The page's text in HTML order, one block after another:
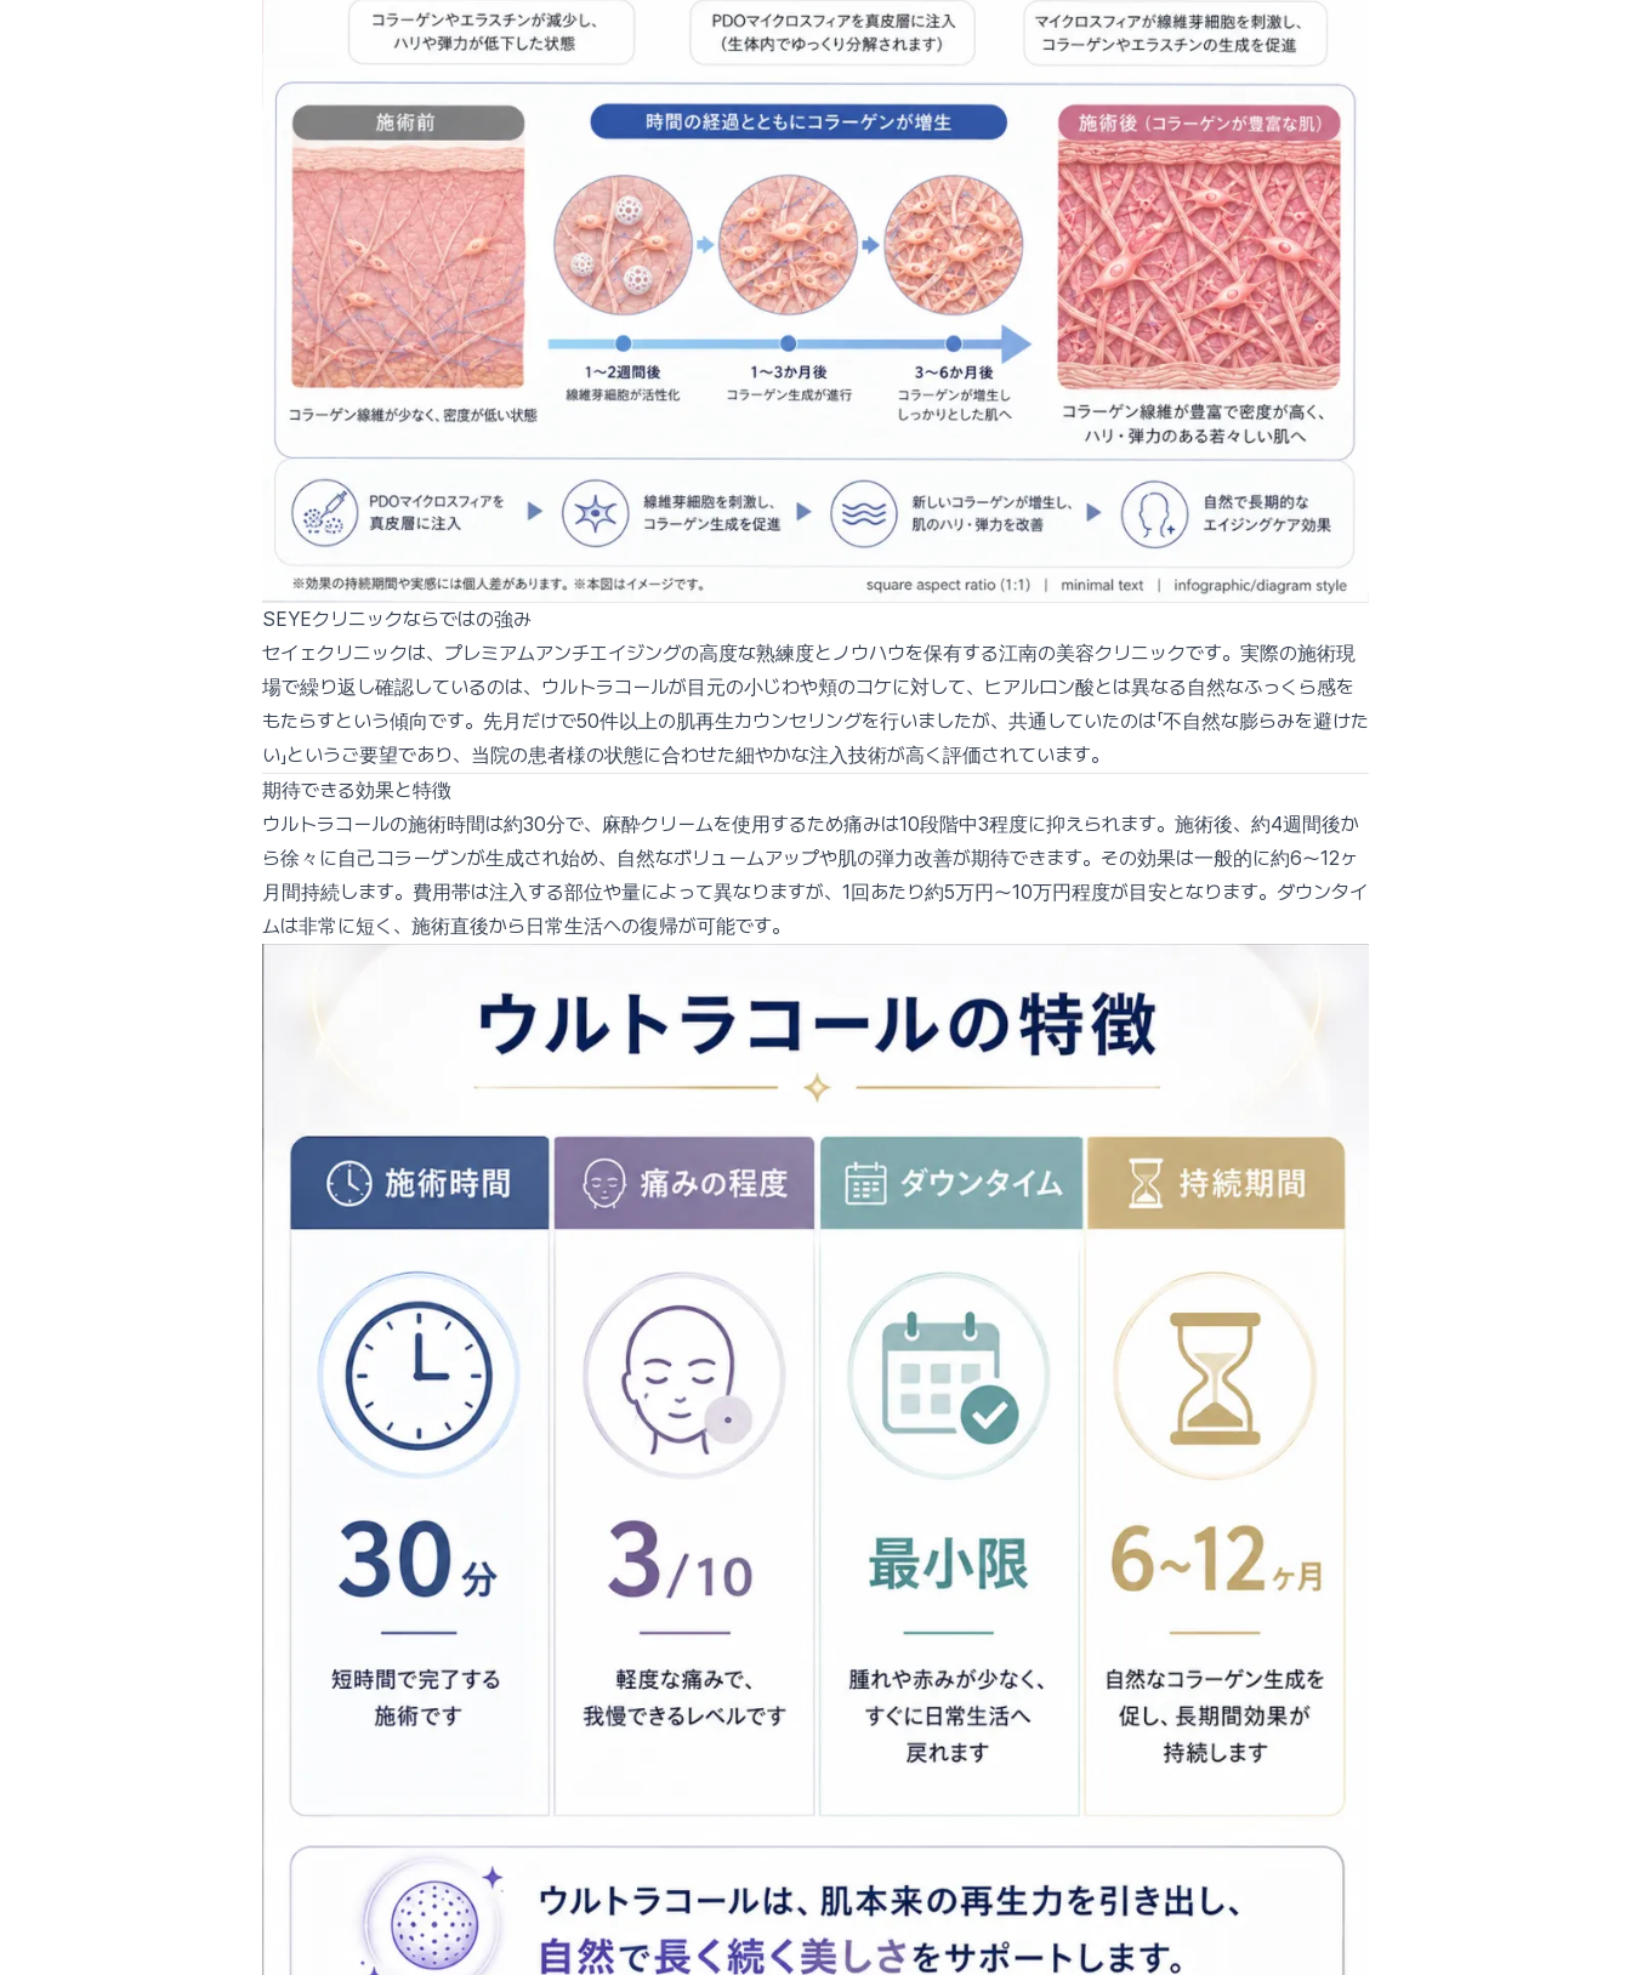
SEYEクリニックならではの強み
セイェクリニックは、プレミアムアンチエイジングの高度な熟練度とノウハウを保有する江南の美容クリニックです。実際の施術現
場で繰り返し確認しているのは、ウルトラコールが目元の小じわや頬のコケに対して、ヒアルロン酸とは異なる自然なふっくら感を
もたらすという傾向です。先月だけで50件以上の肌再生カウンセリングを行いましたが、共通していたのは「不自然な膨らみを避けた
い」というご要望であり、当院の患者様の状態に合わせた細やかな注入技術が高く評価されています。
期待できる効果と特徴
ウルトラコールの施術時間は約30分で、麻酔クリームを使用するため痛みは10段階中3程度に抑えられます。施術後、約4週間後か
ら徐々に自己コラーゲンが生成され始め、自然なボリュームアップや肌の弾力改善が期待できます。その効果は一般的に約6〜12ヶ
月間持続します。費用帯は注入する部位や量によって異なりますが、1回あたり約5万円〜10万円程度が目安となります。ダウンタイ
ムは非常に短く、施術直後から日常生活への復帰が可能です。